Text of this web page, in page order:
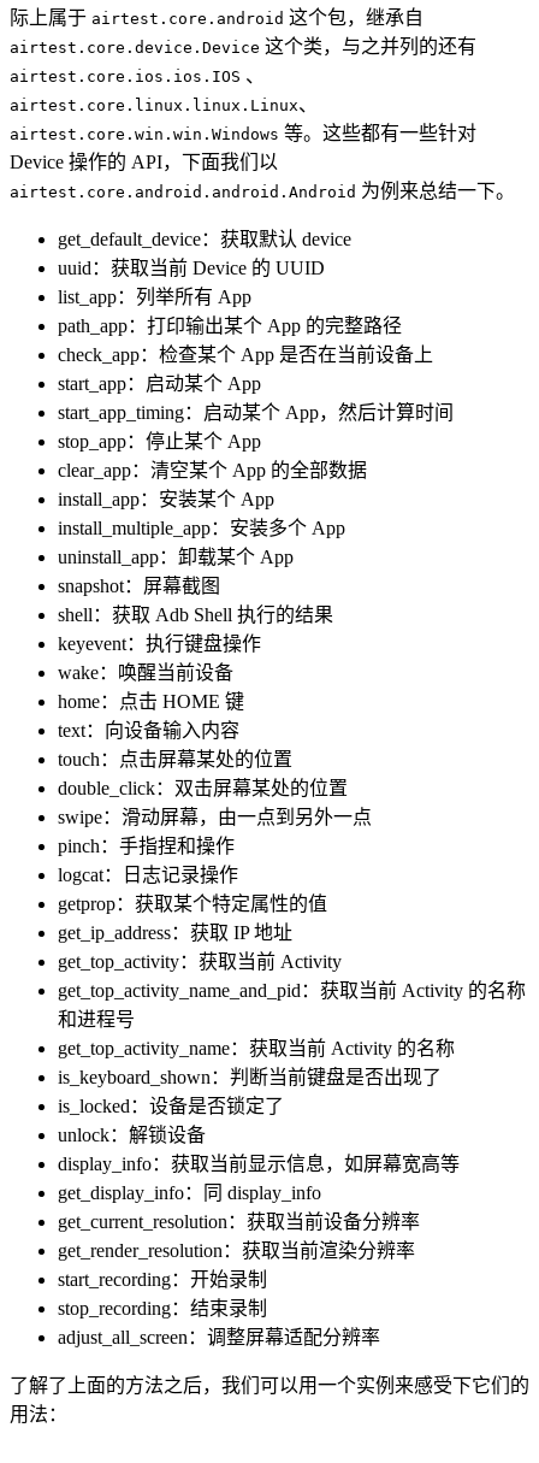
际上属于 airtest.core.android 这个包，继承自
airtest.core.device.Device 这个类，与之并列的还有
airtest.core.ios.ios.IOS 、
airtest.core.linux.linux.Linux、
airtest.core.win.win.Windows 等。这些都有一些针对
Device 操作的 API，下面我们以
airtest.core.android.android.Android 为例来总结一下。
get_default_device：获取默认 device
uuid：获取当前 Device 的 UUID
list_app：列举所有 App
path_app：打印输出某个 App 的完整路径
check_app：检查某个 App 是否在当前设备上
start_app：启动某个 App
start_app_timing：启动某个 App，然后计算时间
stop_app：停止某个 App
clear_app：清空某个 App 的全部数据
install_app：安装某个 App
install_multiple_app：安装多个 App
uninstall_app：卸载某个 App
snapshot：屏幕截图
shell：获取 Adb Shell 执行的结果
keyevent：执行键盘操作
wake：唤醒当前设备
home：点击 HOME 键
text：向设备输入内容
touch：点击屏幕某处的位置
double_click：双击屏幕某处的位置
swipe：滑动屏幕，由一点到另外一点
pinch：手指捏和操作
logcat：日志记录操作
getprop：获取某个特定属性的值
get_ip_address：获取 IP 地址
get_top_activity：获取当前 Activity
get_top_activity_name_and_pid：获取当前 Activity 的名称
和进程号
get_top_activity_name：获取当前 Activity 的名称
is_keyboard_shown：判断当前键盘是否出现了
is_locked：设备是否锁定了
unlock：解锁设备
display_info：获取当前显示信息，如屏幕宽高等
get_display_info：同 display_info
get_current_resolution：获取当前设备分辨率
get_render_resolution：获取当前渲染分辨率
start_recording：开始录制
stop_recording：结束录制
adjust_all_screen：调整屏幕适配分辨率
了解了上面的方法之后，我们可以用一个实例来感受下它们的
用法：